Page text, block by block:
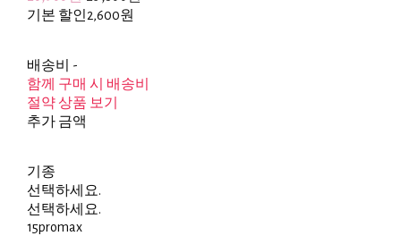
기본 할인 2,600원
배송비 -
함께 구매 시 배송비
절약 상품 보기
추가 금액
기종
선택하세요.
선택하세요.
15promax